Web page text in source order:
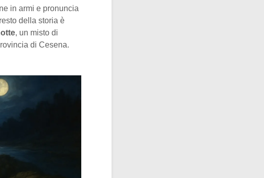
in armi e pronuncia
della storia è
, un misto di
di Cesena.